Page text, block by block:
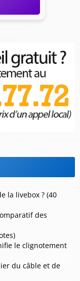
la livebox ? (40
des
le clignotement
du câble et de